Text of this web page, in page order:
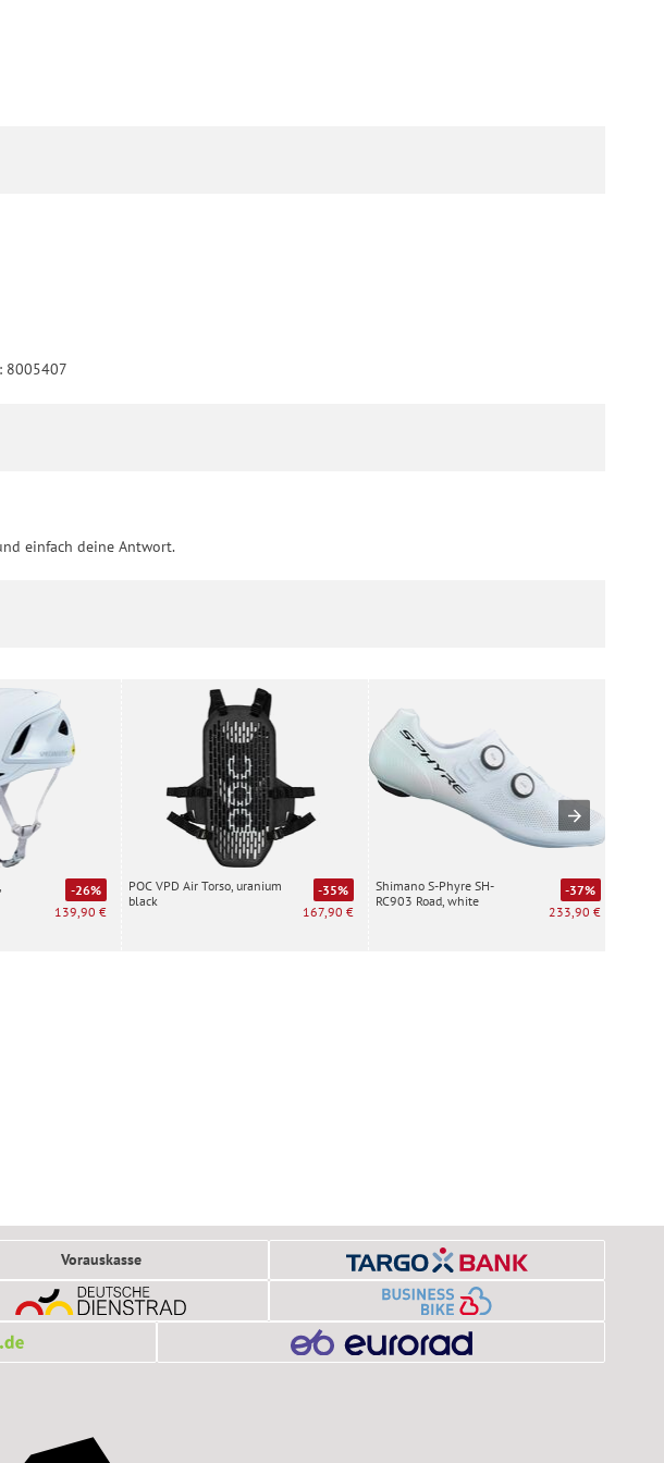
8005407
einfach deine Antwort.
-26%
139,90 €
POC VPD Air Torso, uranium
black
-35%
167,90 €
Shimano S-Phyre SH-
RC903 Road, white
-37%
233,90 €
Vorauskasse